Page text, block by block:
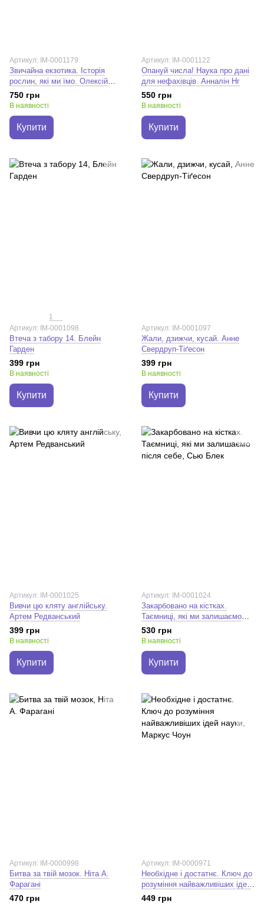
Артикул: IM-0001179
Звичайна екзотика. Історія
рослин, які ми їмо. Олексій
Коваленко
750 грн
В наявності
Купити
Артикул: IM-0001122
Опануй числа! Наука про дані
для нефахівців. Анналін Нг
550 грн
В наявності
Купити
1
Артикул: IM-0001098
Втеча з табору 14. Блейн
Гарден
399 грн
В наявності
Купити
Артикул: IM-0001097
Жали, дзижчи, кусай. Анне
Свердруп-Тіґесон
399 грн
В наявності
Купити
Артикул: IM-0001025
Вивчи цю кляту англійську.
Артем Редванський
399 грн
В наявності
Купити
Артикул: IM-0001024
Закарбовано на кістках.
Таємниці, які ми залишаємо
після себе. Сью Блек
530 грн
В наявності
Купити
Артикул: IM-0000998
Битва за твій мозок. Ніта А.
Фарагані
470 грн
Артикул: IM-0000971
Необхідне і достатнє. Ключ до
розуміння найважливіших ідей
науки. Маркус Чоун
449 грн